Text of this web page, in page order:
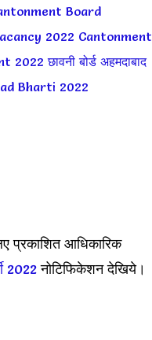
Board
2022 Cantonment
2022 छावनी बोर्ड अहमदाबाद
Bharti 2022
प्रकाशित आधिकारिक
2022नोटिफिकेशन देखिये।